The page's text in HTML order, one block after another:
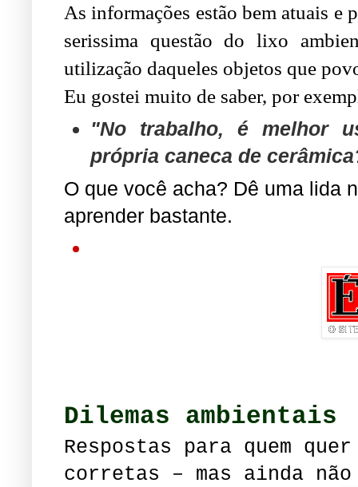
As informações estão bem atuais e
serissima questão do lixo
utilização daqueles objetos que
Eu gostei muito de saber, por
"No trabalho, é melhor
própria caneca de
O que você acha? Dê uma lida
aprender bastante.
Dilemas ambientais
Respostas para quem
corretas – mas ainda